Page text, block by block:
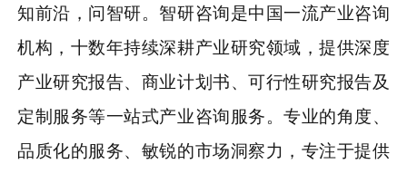
知前沿，问智研。智研咨询是中国一流产业咨询
机构，十数年持续深耕产业研究领域，提供深度
产业研究报告、商业计划书、可行性研究报告及
定制服务等一站式产业咨询服务。专业的角度、
品质化的服务、敏锐的市场洞察力，专注于提供